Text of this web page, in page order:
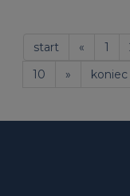
start « 1
10
» koniec